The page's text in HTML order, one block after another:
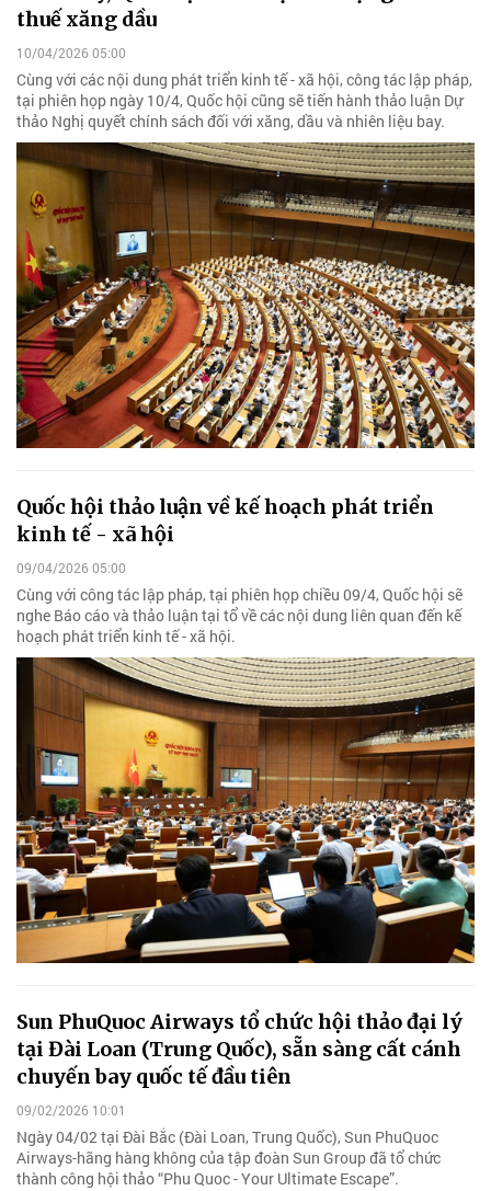
thuế xăng dầu
10/04/2026 05:00
Cùng với các nội dung phát triển kinh tế - xã hội, công tác lập pháp,
tại phiên họp ngày 10/4, Quốc hội cũng sẽ tiến hành thảo luận Dự
thảo Nghị quyết chính sách đối với xăng, dầu và nhiên liệu bay.
Quốc hội thảo luận về kế hoạch phát triển
kinh tế - xã hội
09/04/2026 05:00
Cùng với công tác lập pháp, tại phiên họp chiều 09/4, Quốc hội sẽ
nghe Báo cáo và thảo luận tại tổ về các nội dung liên quan đến kế
hoạch phát triển kinh tế - xã hội.
Sun PhuQuoc Airways tổ chức hội thảo đại lý
tại Đài Loan (Trung Quốc), sẵn sàng cất cánh
chuyến bay quốc tế đầu tiên
09/02/2026 10:01
Ngày 04/02 tại Đài Bắc (Đài Loan, Trung Quốc), Sun PhuQuoc
Airways-hãng hàng không của tập đoàn Sun Group đã tổ chức
thành công hội thảo “Phu Quoc - Your Ultimate Escape”.